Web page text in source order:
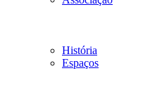
História
Espaços